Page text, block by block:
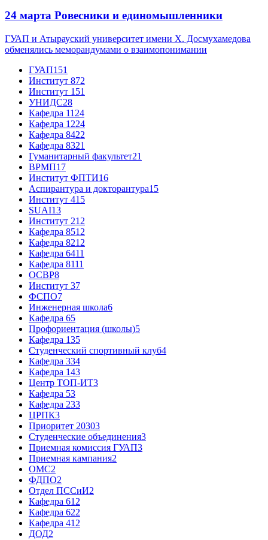
24 марта Ровесники и единомышленники
ГУАП и Атырауский университет имени Х. Досмухамедова
обменялись меморандумами о взаимопонимании
ГУАП151
Институт 872
Институт 1 51
УНИДС28
Кафедра 11 24
Кафедра 1224
Кафедра 8422
Кафедра 8321
Гуманитарный факультет21
ВРМП17
Институт ФПТИ16
Аспирантура и докторантура15
Институт 415
SUAI13
Институт 212
Кафедра 8512
Кафедра 8212
Кафедра 6411
Кафедра 8111
ОСВР8
Институт 37
ФСПО7
Инженерная школа6
Кафедра 65
Профориентация (школы)5
Кафедра 135
Студенческий спортивный клуб4
Кафедра 334
Кафедра 143
Центр ТОП-ИТ3
Кафедра 53
Кафедра 233
ЦРПК3
Приоритет 20303
Студенческие объединения3
Приемная комиссия ГУАП3
Приемная кампания2
ОМС2
ФДПО2
Отдел ПССиИ2
Кафедра 61 2
Кафедра 622
Кафедра 41 2
ДОД2